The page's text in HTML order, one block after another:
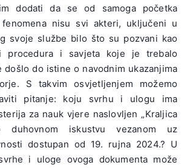
dodati da se od samoga početka
fenomena nisu svi akteri, uključeni u
svoje službe bilo što su pozvani kao
procedura i savjeta koje je trebalo
došlo do istine o navodnim ukazanjima
S takvim osvjetljenjem možemo
pitanje: koju svrhu i ulogu ima
za nauk vjere naslovljen „Kraljica
iskustvu vezanom uz
dostupan od 19. rujna 2024.? U
i uloge ovoga dokumenta može